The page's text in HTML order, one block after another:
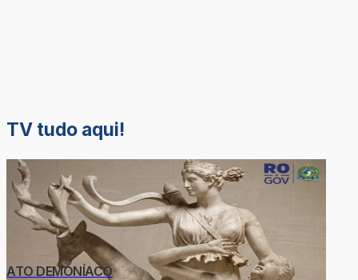
TV tudo aqui!
ATO DEMONÍACO